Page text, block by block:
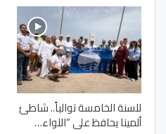
للسنة الخامسة توالياً.. شاطئ
ألمينا يحافظ على “اللواء…